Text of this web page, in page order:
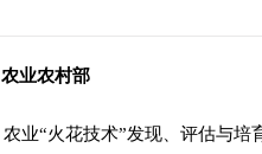
农业农村部
农业“火花技术”发现、评估与培